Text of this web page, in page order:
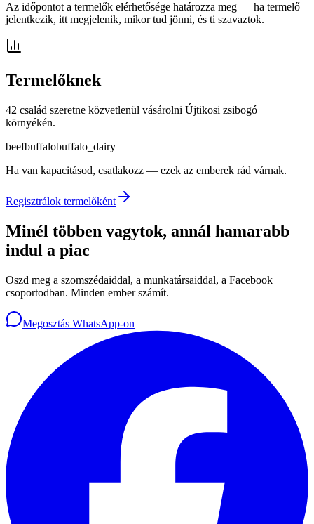
Az időpontot a termelők elérhetősége határozza meg — ha termelő
jelentkezik, itt megjelenik, mikor tud jönni, és ti szavaztok.
Termelőknek
42 család szeretne közvetlenül vásárolni Újtikosi zsibogó
környékén.
beefbuffalobuffalo_dairy
Ha van kapacitásod, csatlakozz — ezek az emberek rád várnak.
Regisztrálok termelőként
Minél többen vagytok, annál hamarabb
indul a piac
Oszd meg a szomszédaiddal, a munkatársaiddal, a Facebook
csoportodban. Minden ember számít.
Megosztás WhatsApp-on